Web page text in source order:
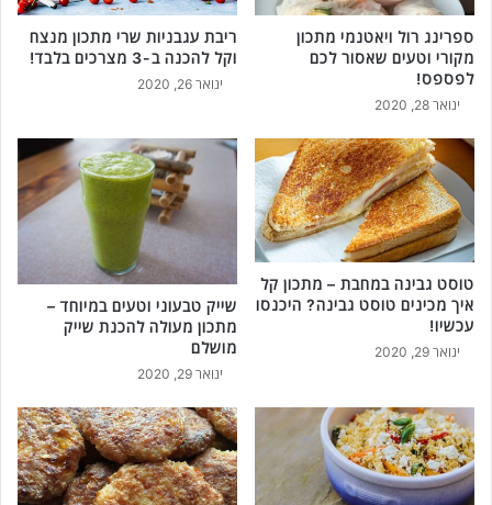
ספרינג רול ויאטנמי מתכון
מקורי וטעים שאסור לכם
לפספס!
ינואר 28, 2020
ריבת עגבניות שרי מתכון מנצח
וקל להכנה ב-3 מצרכים בלבד!
ינואר 26, 2020
טוסט גבינה במחבת – מתכון קל
איך מכינים טוסט גבינה? היכנסו
עכשיו!
ינואר 29, 2020
שייק טבעוני וטעים במיוחד –
מתכון מעולה להכנת שייק
מושלם
ינואר 29, 2020